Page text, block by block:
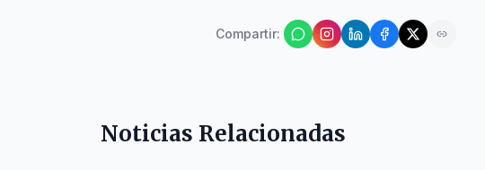
Compartir:
Noticias Relacionadas